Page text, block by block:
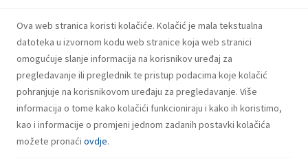
Ova web stranica koristi kolačiće. Kolačić je mala tekstualna
datoteka u izvornom kodu web stranice koja web stranici
omogućuje slanje informacija na korisnikov uređaj za
pregledavanje ili preglednik te pristup podacima koje kolačić
pohranjuje na korisnikovom uređaju za pregledavanje. Više
informacija o tome kako kolačići funkcioniraju i kako ih koristimo,
kao i informacije o promjeni jednom zadanih postavki kolačića
možete pronaći ovdje.
Obala Lastovskih ribara 5